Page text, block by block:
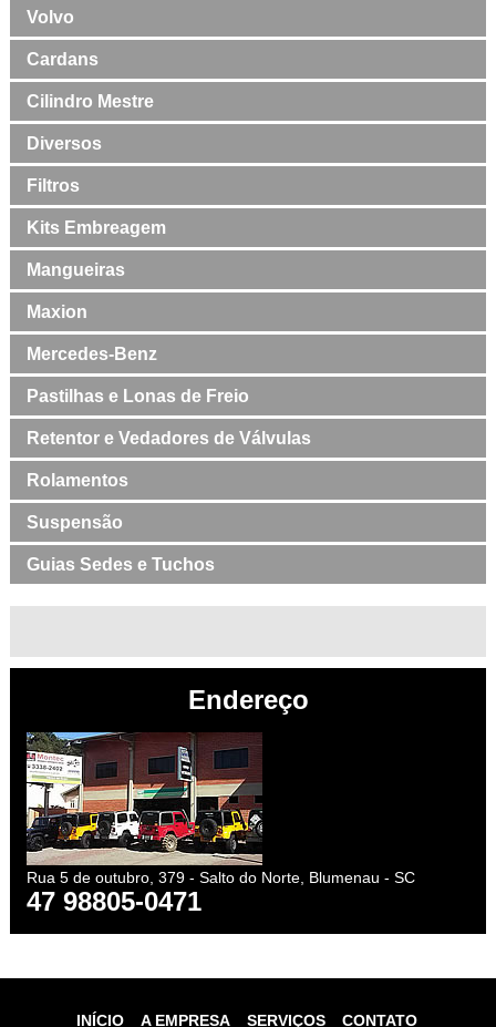
Volvo
Cardans
Cilindro Mestre
Diversos
Filtros
Kits Embreagem
Mangueiras
Maxion
Mercedes-Benz
Pastilhas e Lonas de Freio
Retentor e Vedadores de Válvulas
Rolamentos
Suspensão
Guias Sedes e Tuchos
Endereço
Rua 5 de outubro, 379 - Salto do Norte, Blumenau - SC
47 98805-0471
INÍCIO A EMPRESA SERVIÇOS CONTATO